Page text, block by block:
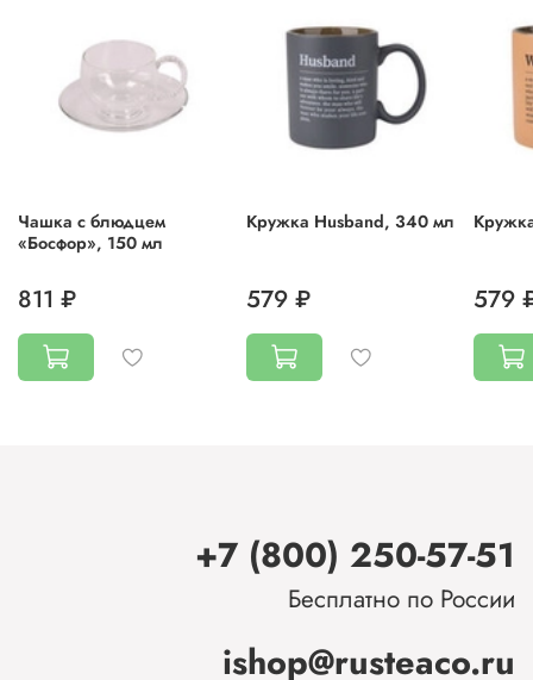
Чашка с блюдцем
«Босфор», 150 мл
811 ₽
Кружка Husband, 340 мл
579 ₽ 579
+7 (800) 250-57-51
Бесплатно по России
ishop@rusteaco.ru